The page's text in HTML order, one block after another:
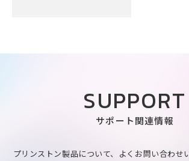
SUPPORT
サポート関連情報
プリンストン製品について、よくお問い合わせ